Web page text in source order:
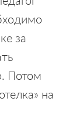
за
Потом
на